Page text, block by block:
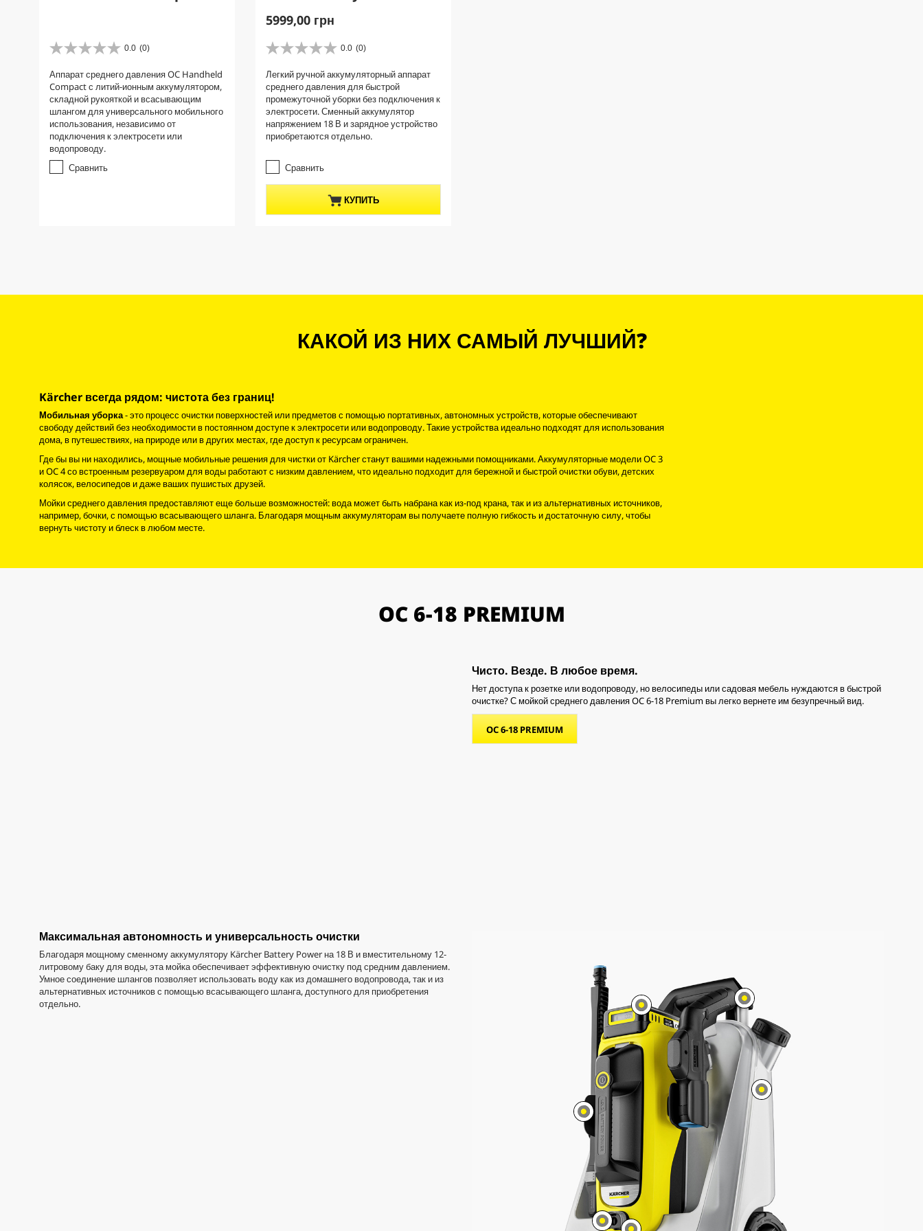
0.0 (0)
0
0
и
з
5
з
в
е
д
Аппарат среднего давления OC Handheld
Compact с литий-ионным аккумулятором,
складной рукояткой и всасывающим
шлангом для универсального мобильного
использования, независимо от
подключения к электросети или
водопроводу.
Сравнить
C
r
e
n
t
p
r
d
u
c
t
e
5999,00 грн
0.0 (0)
0
0
и
з
5
з
в
д
.
Легкий ручной аккумуляторный аппарат
среднего давления для быстрой
промежуточной уборки без подключения к
электросети. Сменный аккумулятор
напряжением 18 В и зарядное устройство
приобретаются отдельно.
Сравнить
КУПИТЬ
КАКОЙ ИЗ НИХ САМЫЙ ЛУЧШИЙ?
Kärcher всегда рядом: чистота без границ!
Мобильная уборка- это процесс очистки поверхностей или предметов с помощью портативных, автономных устройств, которые обеспечивают
свободу действий без необходимости в постоянном доступе к электросети или водопроводу. Такие устройства идеально подходят для использования
дома, в путешествиях, на природе или в других местах, где доступ к ресурсам ограничен.
Где бы вы ни находились, мощные мобильные решения для чистки от Kärcher станут вашими надежными помощниками. Аккумуляторные модели OC 3
и OC 4 со встроенным резервуаром для воды работают с низким давлением, что идеально подходит для бережной и быстрой очистки обуви, детских
колясок, велосипедов и даже ваших пушистых друзей.
Мойки среднего давления предоставляют еще больше возможностей: вода может быть набрана как из-под крана, так и из альтернативных источников,
например, бочки, с помощью всасывающего шланга. Благодаря мощным аккумуляторам вы получаете полную гибкость и достаточную силу, чтобы
вернуть чистоту и блеск в любом месте.
OC 6-18 PREMIUM
Чисто. Везде. В любое время.
Нет доступа к розетке или водопроводу, но велосипеды или садовая мебель нуждаются в быстрой
очистке? С мойкой среднего давления OC 6-18 Premium вы легко вернете им безупречный вид.
OC 6-18 PREMIUM
Максимальная автономность и универсальность очистки
Благодаря мощному сменному аккумулятору Kärcher Battery Power на 18 В и вместительному 12-
литровому баку для воды, эта мойка обеспечивает эффективную очистку под средним давлением.
Умное соединение шлангов позволяет использовать воду как из домашнего водопровода, так и из
альтернативных источников с помощью всасывающего шланга, доступного для приобретения
отдельно.